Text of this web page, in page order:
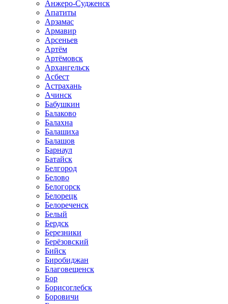
Анжеро-Судженск
Апатиты
Арзамас
Армавир
Арсеньев
Артём
Артёмовск
Архангельск
Асбест
Астрахань
Ачинск
Бабушкин
Балаково
Балахна
Балашиха
Балашов
Барнаул
Батайск
Белгород
Белово
Белогорск
Белорецк
Белореченск
Белый
Бердск
Березники
Берёзовский
Бийск
Биробиджан
Благовещенск
Бор
Борисоглебск
Боровичи